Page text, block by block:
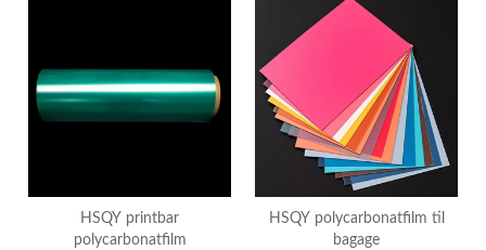
HSQY printbar
polycarbonatfilm
HSQY polycarbonatfilm til
bagage